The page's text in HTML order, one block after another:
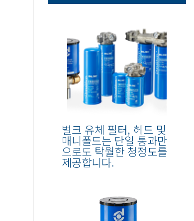
벌크 유체 필터, 헤드 및
매니폴드는 단일 통과만
으로도 탁월한 청정도를
제공합니다.